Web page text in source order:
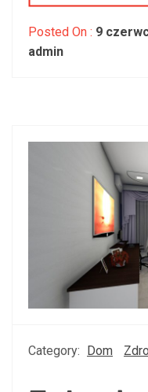
Posted On : 9
admin
Category: Dom